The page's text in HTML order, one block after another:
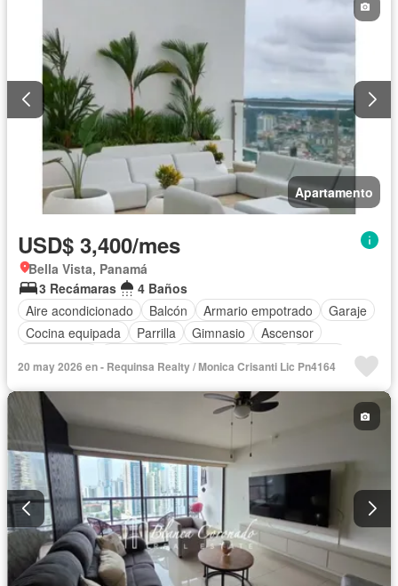
Apartamento
USD$ 3,400/mes
Bella Vista, Panamá
3 Recámaras
4 Baños
Aire acondicionado
Balcón Armario empotrado
Garaje
Cocina equipada
Parrilla Gimnasio
Ascensor
20 may 2026 en - Requinsa Realty / Monica Crisanti Lic Pn4164